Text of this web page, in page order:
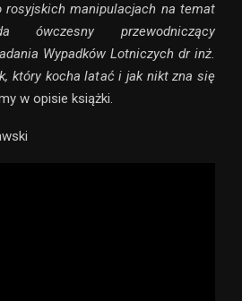
rosyjskich manipulacjach na temat
ówczesny przewodniczący
Wypadków Lotniczych dr inż.
który kocha latać i jak nikt zna się
w opisie książki.